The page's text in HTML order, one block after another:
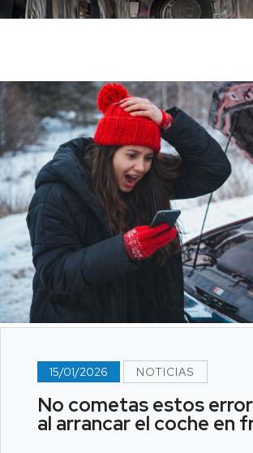
15/01/2026 NOTICIAS
No cometas estos
al arrancar el coche en